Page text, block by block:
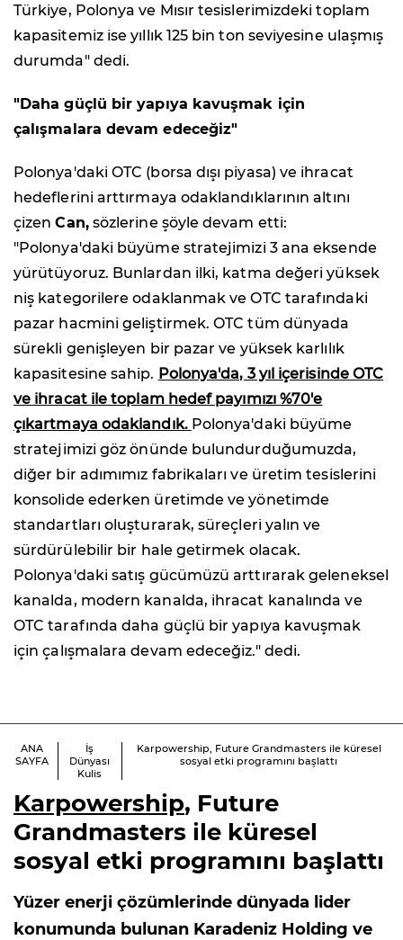
Türkiye, Polonya ve Mısır tesislerimizdeki toplam
kapasitemiz ise yıllık 125 bin ton seviyesine ulaşmış
durumda"dedi.
"Daha güçlü bir yapıya kavuşmak için
çalışmalara devam edeceğiz"
Polonya'daki OTC (borsa dışı piyasa) ve ihracat
hedeflerini arttırmaya odaklandıklarının altını
çizenCan,sözlerine şöyle devam etti:
"Polonya'daki büyüme stratejimizi 3 ana eksende
yürütüyoruz. Bunlardan ilki, katma değeri yüksek
niş kategorilere odaklanmak ve OTC tarafındaki
pazar hacmini geliştirmek. OTC tüm dünyada
sürekli genişleyen bir pazar ve yüksek karlılık
kapasitesine sahip. Polonya'da, 3 yıl içerisinde OTC
ve ihracat ile toplam hedef payımızı %70'e
çıkartmaya odaklandık. Polonya'daki büyüme
stratejimizi göz önünde bulundurduğumuzda,
diğer bir adımımız fabrikaları ve üretim tesislerini
konsolide ederken üretimde ve yönetimde
standartları oluşturarak, süreçleri yalın ve
sürdürülebilir bir hale getirmek olacak.
Polonya'daki satış gücümüzü arttırarak geleneksel
kanalda, modern kanalda, ihracat kanalında ve
OTC tarafında daha güçlü bir yapıya kavuşmak
için çalışmalara devam edeceğiz." dedi.
ANA
SAYFA
İş
Dünyası
Kulis
Karpowership, Future Grandmasters ile küresel
sosyal etki programını başlattı
Karpowership, Future
Grandmasters ile küresel
sosyal etki programını başlattı
Yüzer enerji çözümlerinde dünyada lider
konumunda bulunan Karadeniz Holding ve